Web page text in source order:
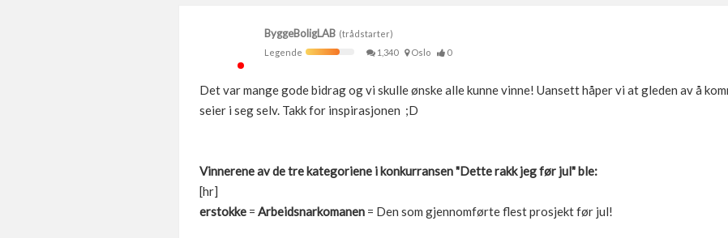
ByggeBoligLAB (trådstarter)
Legende
1,340 Oslo 0
Det var mange gode bidrag og vi skulle ønske alle kunne vinne! Uansett håper vi at gleden av å
seier i seg selv. Takk for inspirasjonen ;D
Vinnerene av de tre kategoriene i konkurransen "Dette rakk jeg før jul" ble:
[hr]
erstokke = Arbeidsnarkomanen = Den som gjennomførte flest prosjekt før jul!